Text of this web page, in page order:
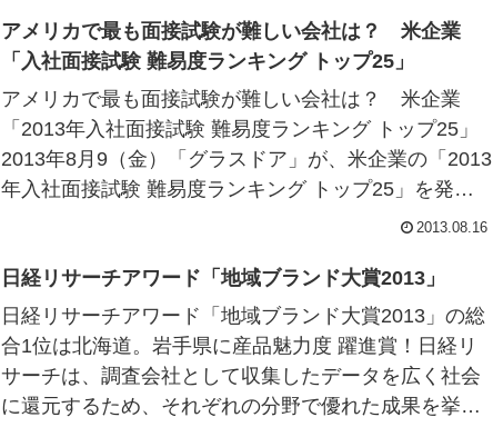
アメリカで最も面接試験が難しい会社は？ 米企業
「入社面接試験 難易度ランキング トップ25」
アメリカで最も面接試験が難しい会社は？ 米企業
「2013年入社面接試験 難易度ランキング トップ25」
2013年8月9（金）「グラスドア」が、米企業の「2013
年入社面接試験 難易度ランキング トップ25」を発表
2013.08.16
日経リサーチアワード「地域ブランド大賞2013」
日経リサーチアワード「地域ブランド大賞2013」の総
合1位は北海道。岩手県に産品魅力度 躍進賞！日経リ
サーチは、調査会社として収集したデータを広く社会
に還元するため、それぞれの分野で優れた成果を挙げ